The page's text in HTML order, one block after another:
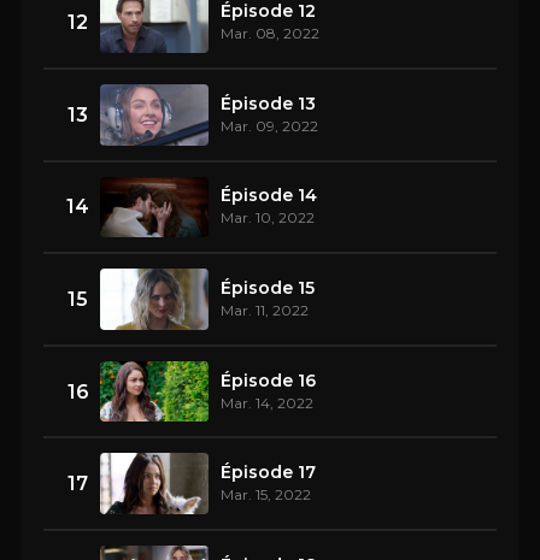
12 Épisode 12
Mar. 08, 2022
13 Épisode 13
Mar. 09, 2022
14 Épisode 14
Mar. 10, 2022
15 Épisode 15
Mar. 11, 2022
16 Épisode 16
Mar. 14, 2022
17 Épisode 17
Mar. 15, 2022